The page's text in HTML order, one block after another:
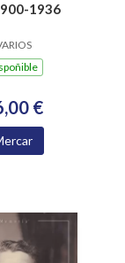
1936
€